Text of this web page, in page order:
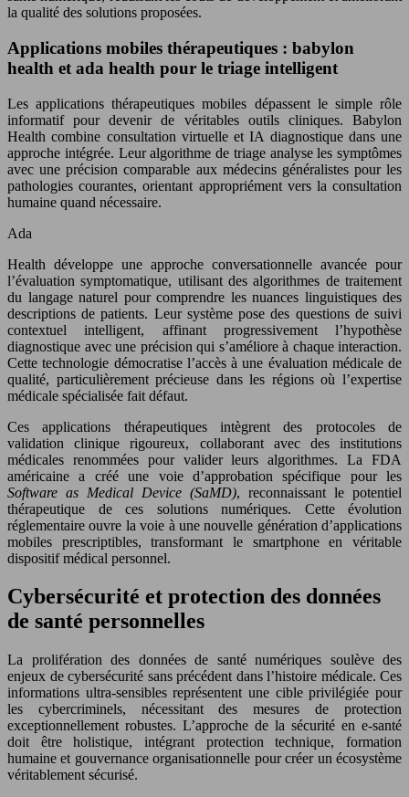
la qualité des solutions proposées.
Applications mobiles thérapeutiques : babylon
health et ada health pour le triage intelligent
Les applications thérapeutiques mobiles dépassent le simple rôle
informatif pour devenir de véritables outils cliniques. Babylon
Health combine consultation virtuelle et IA diagnostique dans une
approche intégrée. Leur algorithme de triage analyse les symptômes
avec une précision comparable aux médecins généralistes pour les
pathologies courantes, orientant appropriément vers la consultation
humaine quand nécessaire.
Ada
Health développe une approche conversationnelle avancée pour
l’évaluation symptomatique, utilisant des algorithmes de traitement
du langage naturel pour comprendre les nuances linguistiques des
descriptions de patients. Leur système pose des questions de suivi
contextuel intelligent, affinant progressivement l’hypothèse
diagnostique avec une précision qui s’améliore à chaque interaction.
Cette technologie démocratise l’accès à une évaluation médicale de
qualité, particulièrement précieuse dans les régions où l’expertise
médicale spécialisée fait défaut.
Ces applications thérapeutiques intègrent des protocoles de
validation clinique rigoureux, collaborant avec des institutions
médicales renommées pour valider leurs algorithmes. La FDA
américaine a créé une voie d’approbation spécifique pour les
Software as Medical Device (SaMD), reconnaissant le potentiel
thérapeutique de ces solutions numériques. Cette évolution
réglementaire ouvre la voie à une nouvelle génération d’applications
mobiles prescriptibles, transformant le smartphone en véritable
dispositif médical personnel.
Cybersécurité et protection des données
de santé personnelles
La prolifération des données de santé numériques soulève des
enjeux de cybersécurité sans précédent dans l’histoire médicale. Ces
informations ultra-sensibles représentent une cible privilégiée pour
les cybercriminels, nécessitant des mesures de protection
exceptionnellement robustes. L’approche de la sécurité en e-santé
doit être holistique, intégrant protection technique, formation
humaine et gouvernance organisationnelle pour créer un écosystème
véritablement sécurisé.